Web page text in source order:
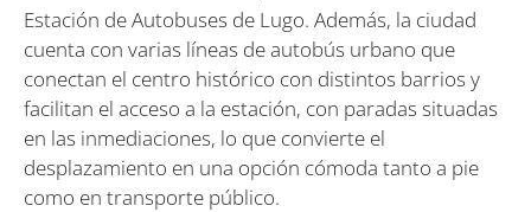
Estación de Autobuses de Lugo. Además, la ciudad
cuenta con varias líneas de autobús urbano que
conectan el centro histórico con distintos barrios y
facilitan el acceso a la estación, con paradas situadas
en las inmediaciones, lo que convierte el
desplazamiento en una opción cómoda tanto a pie
como en transporte público.